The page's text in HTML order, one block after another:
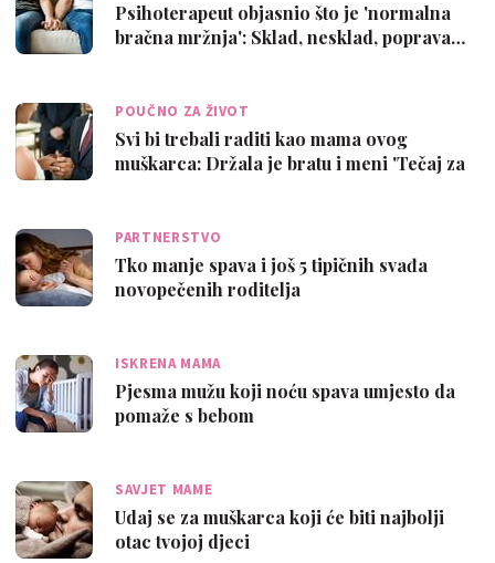
Psihoterapeut objasnio što je 'normalna
bračna mržnja': Sklad, nesklad, poprava…
POUČNO ZA ŽIVOT
Svi bi trebali raditi kao mama ovog
muškarca: Držala je bratu i meni 'Tečaj za
PARTNERSTVO
Tko manje spava i još 5 tipičnih svađa
novopečenih roditelja
ISKRENA MAMA
Pjesma mužu koji noću spava umjesto da
pomaže s bebom
SAVJET MAME
Udaj se za muškarca koji će biti najbolji
otac tvojoj djeci